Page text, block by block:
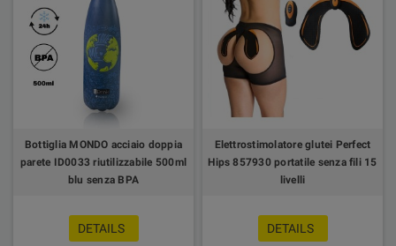
Bottiglia MONDO acciaio doppia
parete ID0033 riutilizzabile 500ml
blu senza BPA
DETAILS
Elettrostimolatore glutei Perfect
Hips 857930 portatile senza fili 15
livelli
DETAILS